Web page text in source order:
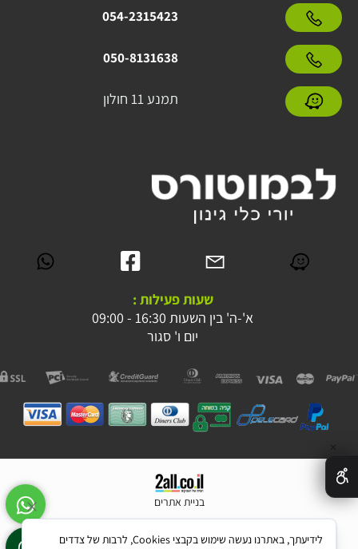
054-2315423
050-8131638
תמנע 11 חולון
שעות פעילות :
א'-ה' בין השעות 16:30 - 09:00
יום ו' סגור
בניית אתרים
לידיעתך, באתרנו נעשה שימוש בקבצי Cookies, לרבות של צדדים